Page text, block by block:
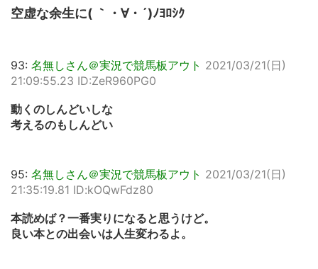
空虚な余生に( ｀・∀・´)ﾉﾖﾛｼｸ
93: 名無しさん＠実況で競馬板アウト 2021/03/21(日)
21:09:55.23 ID:ZeR960PG0
動くのしんどいしな
考えるのもしんどい
95: 名無しさん＠実況で競馬板アウト 2021/03/21(日)
21:35:19.81 ID:kOQwFdz80
本読めば？一番実りになると思うけど。
良い本との出会いは人生変わるよ。